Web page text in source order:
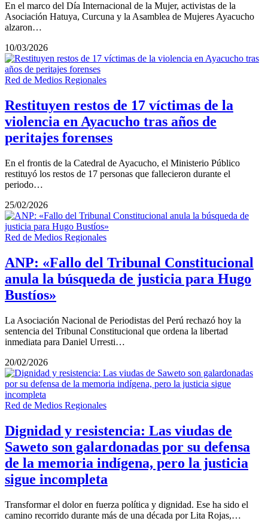
En el marco del Día Internacional de la Mujer, activistas de la
Asociación Hatuya, Curcuna y la Asamblea de Mujeres Ayacucho
alzaron…
10/03/2026
Red de Medios Regionales
Restituyen restos de 17 víctimas de la
violencia en Ayacucho tras años de
peritajes forenses
En el frontis de la Catedral de Ayacucho, el Ministerio Público
restituyó los restos de 17 personas que fallecieron durante el
periodo…
25/02/2026
Red de Medios Regionales
ANP: «Fallo del Tribunal Constitucional
anula la búsqueda de justicia para Hugo
Bustíos»
La Asociación Nacional de Periodistas del Perú rechazó hoy la
sentencia del Tribunal Constitucional que ordena la libertad
inmediata para Daniel Urresti…
20/02/2026
Red de Medios Regionales
Dignidad y resistencia: Las viudas de
Saweto son galardonadas por su defensa
de la memoria indígena, pero la justicia
sigue incompleta
Transformar el dolor en fuerza política y dignidad. Ese ha sido el
camino recorrido durante más de una década por Lita Rojas,…